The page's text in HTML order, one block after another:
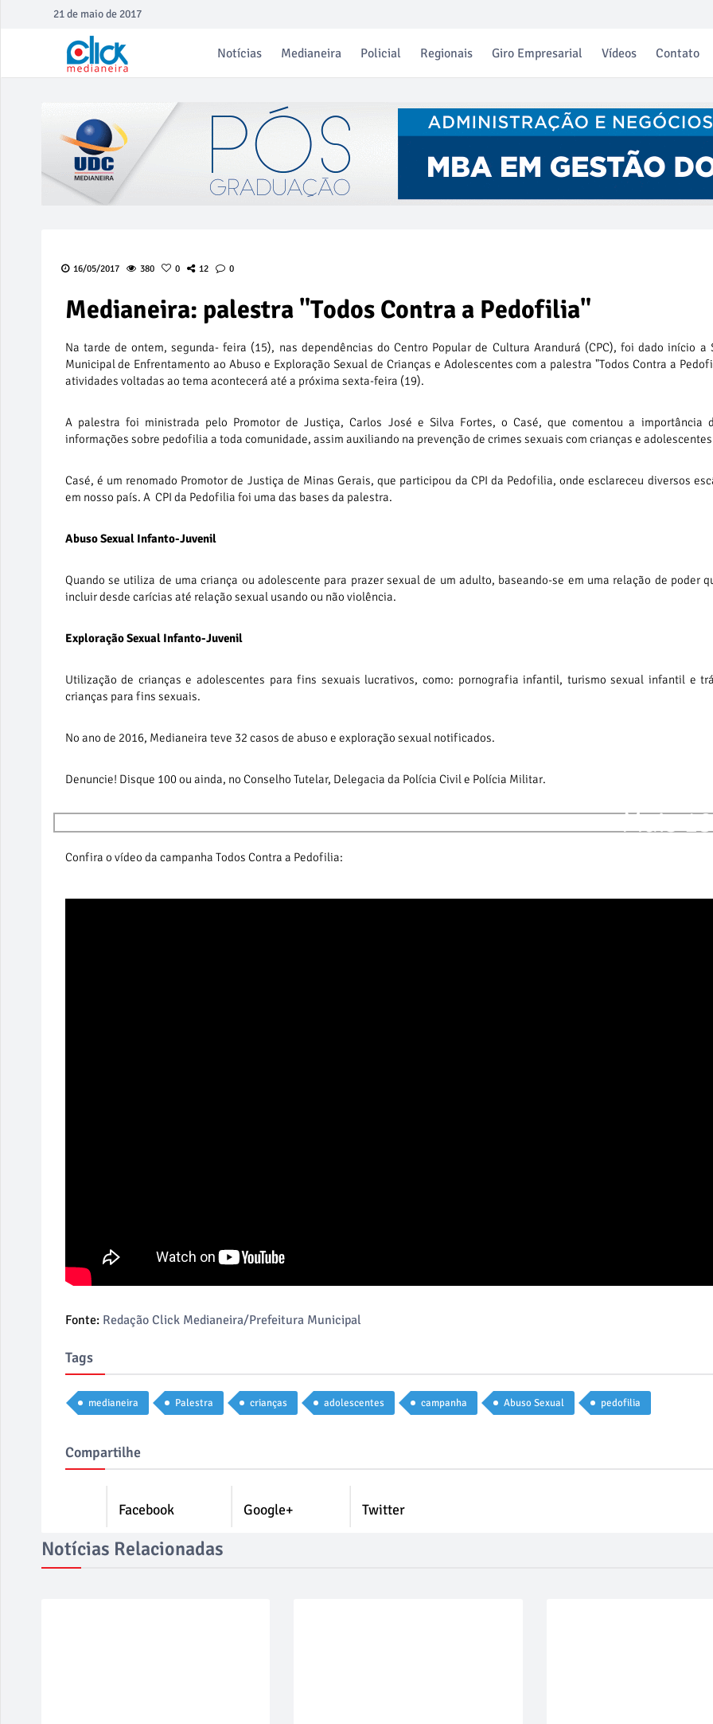
21 de maio de 2017
Notícias Medianeira Policial Regionais Giro Empresarial Vídeos Contato
16/05/2017 380 0 12 0
Medianeira: palestra "Todos Contra a Pedofilia"
Na tarde de ontem, segunda- feira (15), nas dependências do Centro Popular de Cultura Arandurá (CPC), foi dado início a
Municipal de Enfrentamento ao Abuso e Exploração Sexual de Crianças e Adolescentes com a palestra "Todos Contra a
atividades voltadas ao tema acontecerá até a próxima sexta-feira (19).
A palestra foi ministrada pelo Promotor de Justiça, Carlos José e Silva Fortes, o Casé, que comentou a importância
informações sobre pedofilia a toda comunidade, assim auxiliando na prevenção de crimes sexuais com crianças e
Casé, é um renomado Promotor de Justiça de Minas Gerais, que participou da CPI da Pedofilia, onde esclareceu diversos
em nosso país. A CPI da Pedofilia foi uma das bases da palestra.
Abuso Sexual Infanto-Juvenil
Quando se utiliza de uma criança ou adolescente para prazer sexual de um adulto, baseando-se em uma relação de poder
incluir desde carícias até relação sexual usando ou não violência.
Exploração Sexual Infanto-Juvenil
Utilização de crianças e adolescentes para fins sexuais lucrativos, como: pornografia infantil, turismo sexual infantil e
crianças para fins sexuais.
No ano de 2016, Medianeira teve 32 casos de abuso e exploração sexual notificados.
Denuncie! Disque 100 ou ainda, no Conselho Tutelar, Delegacia da Polícia Civil e Polícia Militar.
Mais
Confira o vídeo da campanha Todos Contra a Pedofilia:
Fonte: Redação Click Medianeira/Prefeitura Municipal
Tags
medianeira Palestra crianças adolescentes campanha Abuso Sexual pedofilia
Compartilhe
Facebook Google+ Twitter
Notícias Relacionadas